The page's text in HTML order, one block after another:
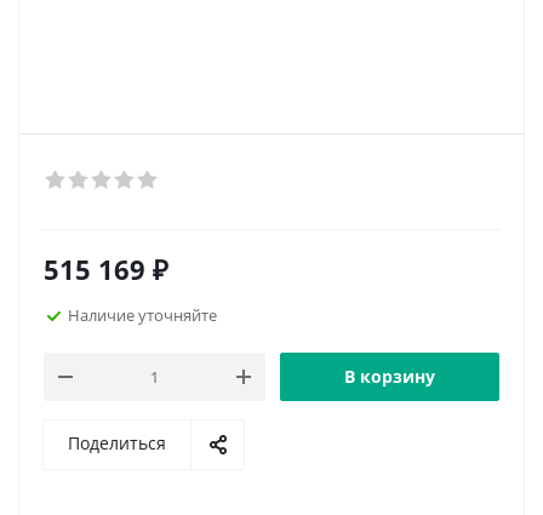
515 169 ₽
Наличие уточняйте
В корзину
Поделиться